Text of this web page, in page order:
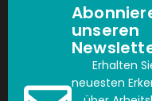
unseren
Erhalten
neuesten